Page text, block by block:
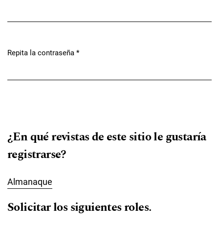
Repita la contraseña *
¿En qué revistas de este sitio le gustaría
registrarse?
Almanaque
Solicitar los siguientes roles.